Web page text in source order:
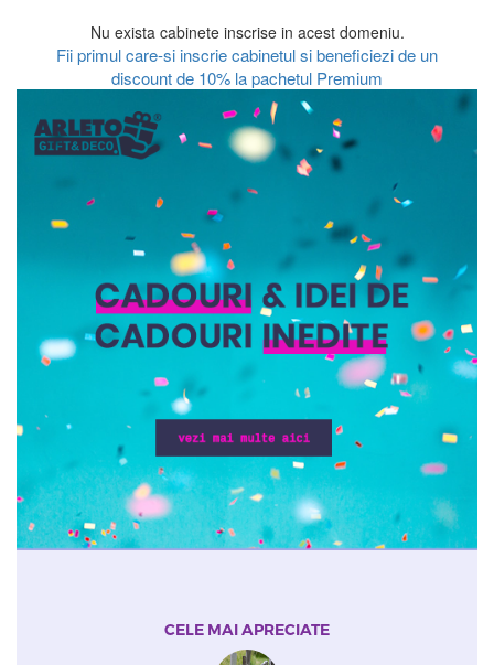
Nu exista cabinete inscrise in acest domeniu.
Fii primul care-si inscrie cabinetul si beneficiezi de un
discount de 10% la pachetul Premium
CELE MAI APRECIATE